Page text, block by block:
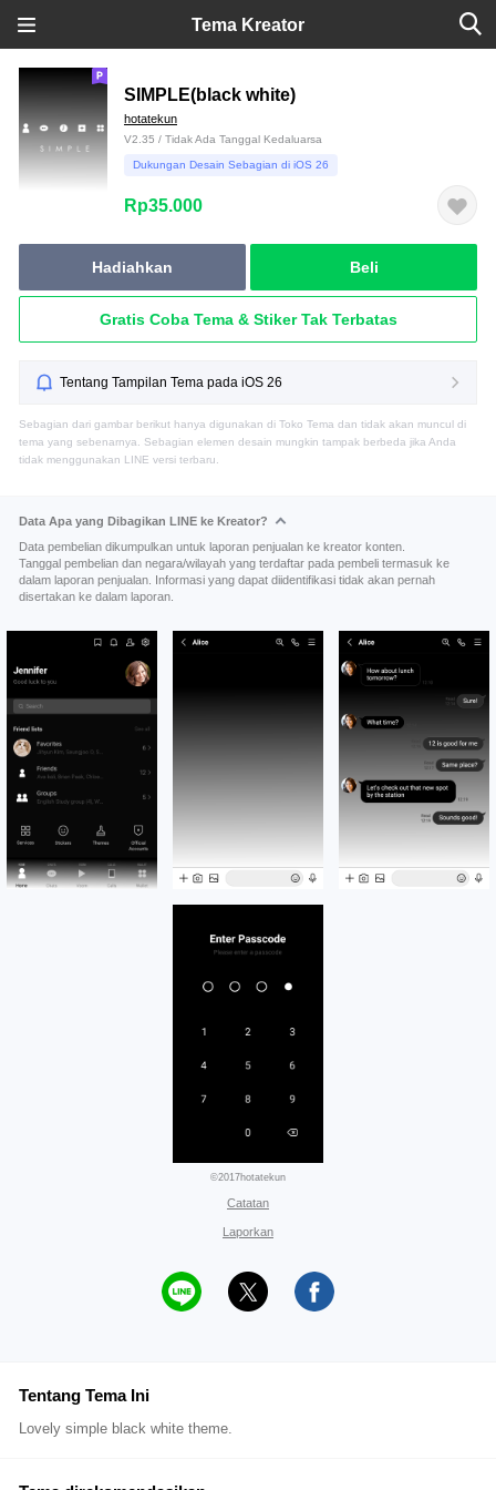
Tema Kreator
SIMPLE(black white)
hotatekun
V2.35 / Tidak Ada Tanggal Kedaluarsa
Dukungan Desain Sebagian di iOS 26
Rp35.000
Hadiahkan Beli
Gratis Coba Tema & Stiker Tak Terbatas
Tentang Tampilan Tema pada iOS 26
Sebagian dari gambar berikut hanya digunakan di Toko Tema dan tidak akan muncul di
tema yang sebenarnya. Sebagian elemen desain mungkin tampak berbeda jika Anda
tidak menggunakan LINE versi terbaru.
Data Apa yang Dibagikan LINE ke Kreator?
Data pembelian dikumpulkan untuk laporan penjualan ke kreator konten.
Tanggal pembelian dan negara/wilayah yang terdaftar pada pembeli termasuk ke
dalam laporan penjualan. Informasi yang dapat diidentifikasi tidak akan pernah
disertakan ke dalam laporan.
©2017hotatekun
Catatan
Laporkan
Tentang Tema Ini
Lovely simple black white theme.